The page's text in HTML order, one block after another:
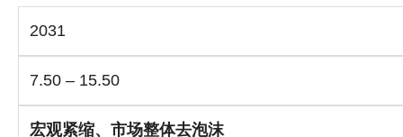
2031
7.50 – 15.50
宏观紧缩、市场整体去泡沫